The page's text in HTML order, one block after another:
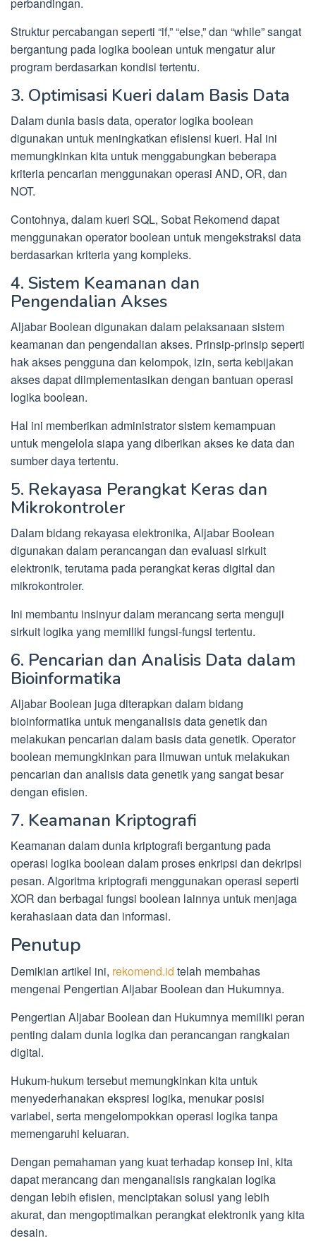
Struktur percabangan seperti “if,” “else,” dan “while” sangat
bergantung pada logika boolean untuk mengatur alur
program berdasarkan kondisi tertentu.
3. Optimisasi Kueri dalam Basis Data
Dalam dunia basis data, operator logika boolean
digunakan untuk meningkatkan efisiensi kueri. Hal ini
memungkinkan kita untuk menggabungkan beberapa
kriteria pencarian menggunakan operasi AND, OR, dan
NOT.
Contohnya, dalam kueri SQL, Sobat Rekomend dapat
menggunakan operator boolean untuk mengekstraksi data
berdasarkan kriteria yang kompleks.
4. Sistem Keamanan dan
Pengendalian Akses
Aljabar Boolean digunakan dalam pelaksanaan sistem
keamanan dan pengendalian akses. Prinsip-prinsip seperti
hak akses pengguna dan kelompok, izin, serta kebijakan
akses dapat diimplementasikan dengan bantuan operasi
logika boolean.
Hal ini memberikan administrator sistem kemampuan
untuk mengelola siapa yang diberikan akses ke data dan
sumber daya tertentu.
5. Rekayasa Perangkat Keras dan
Mikrokontroler
Dalam bidang rekayasa elektronika, Aljabar Boolean
digunakan dalam perancangan dan evaluasi sirkuit
elektronik, terutama pada perangkat keras digital dan
mikrokontroler.
Ini membantu insinyur dalam merancang serta menguji
sirkuit logika yang memiliki fungsi-fungsi tertentu.
6. Pencarian dan Analisis Data dalam
Bioinformatika
Aljabar Boolean juga diterapkan dalam bidang
bioinformatika untuk menganalisis data genetik dan
melakukan pencarian dalam basis data genetik. Operator
boolean memungkinkan para ilmuwan untuk melakukan
pencarian dan analisis data genetik yang sangat besar
dengan efisien.
7. Keamanan Kriptografi
Keamanan dalam dunia kriptografi bergantung pada
operasi logika boolean dalam proses enkripsi dan dekripsi
pesan. Algoritma kriptografi menggunakan operasi seperti
XOR dan berbagai fungsi boolean lainnya untuk menjaga
kerahasiaan data dan informasi.
Penutup
Demikian artikel ini, rekomend.id telah membahas
mengenai Pengertian Aljabar Boolean dan Hukumnya.
Pengertian Aljabar Boolean dan Hukumnya memiliki peran
penting dalam dunia logika dan perancangan rangkaian
digital.
Hukum-hukum tersebut memungkinkan kita untuk
menyederhanakan ekspresi logika, menukar posisi
variabel, serta mengelompokkan operasi logika tanpa
memengaruhi keluaran.
Dengan pemahaman yang kuat terhadap konsep ini, kita
dapat merancang dan menganalisis rangkaian logika
dengan lebih efisien, menciptakan solusi yang lebih
akurat, dan mengoptimalkan perangkat elektronik yang kita
desain.